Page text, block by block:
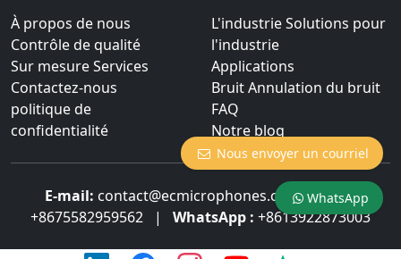
Nous envoyer un courriel
WhatsApp
À propos de nous
Contrôle de qualité
Sur mesure Services
Contactez-nous
politique de
confidentialité
L'industrie Solutions pour
l'industrie
Applications
Bruit Annulation du bruit
FAQ
Notre blog
E-mail: contact@ecmicrophones.com|Tél :
+8675582959562 | WhatsApp : +8613922873003